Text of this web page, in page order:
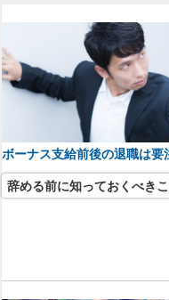
ボーナス支給前後の退職は要
辞める前に知っておくべき